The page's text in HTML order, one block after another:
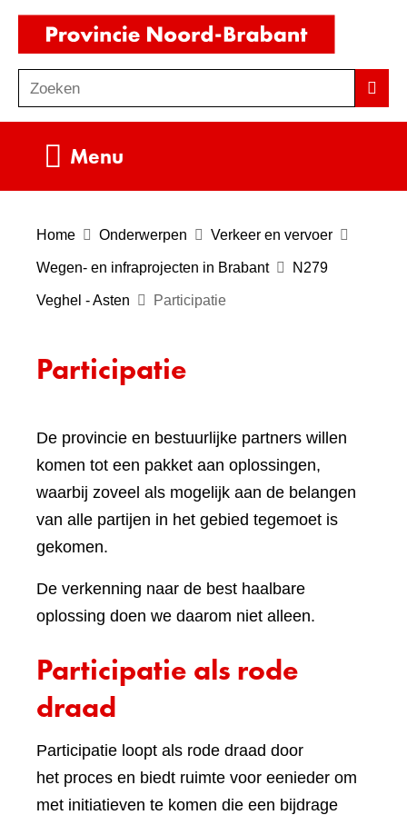
Ga
de
inhoud
o
e
Zoeken
Menu
Home Onderwerpen Verkeer en vervoer
Wegen- en infraprojecten in Brabant N279
Veghel - Asten Participatie
Participatie
De provincie en bestuurlijke partners willen
komen tot een pakket aan oplossingen,
waarbij zoveel als mogelijk aan de belangen
van alle partijen in het gebied tegemoet is
gekomen.
De verkenning naar de best haalbare
oplossing doen we daarom niet alleen.
Participatie als rode
draad
Participatie loopt als rode draad door
het proces en biedt ruimte voor eenieder om
met initiatieven te komen die een bijdrage